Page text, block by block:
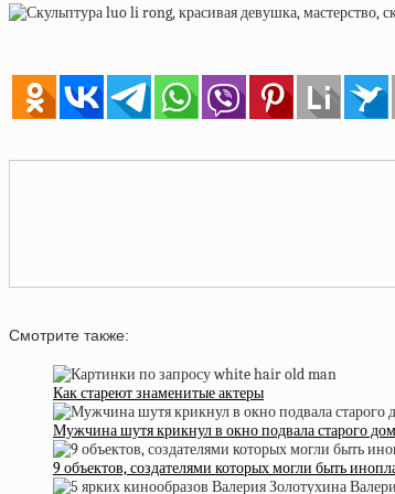
Смотрите также:
Как стареют знаменитые актеры
Мужчина шутя крикнул в окно подвала старого
9 объектов, создателями которых могли быть